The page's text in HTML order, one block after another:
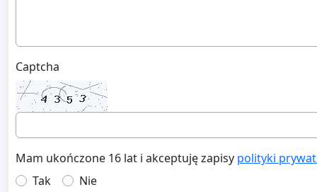
Captcha
Mam ukończone 16 lat i akceptuję zapisy polityki
Tak
Nie